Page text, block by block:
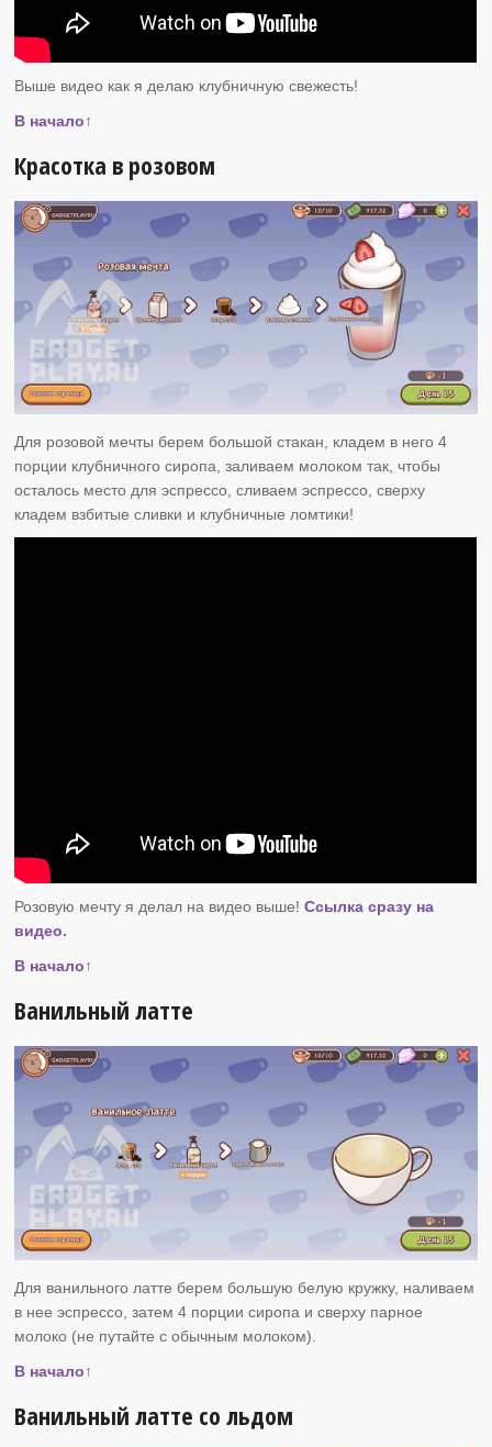
Выше видео как я делаю клубничную свежесть!
В начало↑
Красотка в розовом
Для розовой мечты берем большой стакан, кладем в него 4
порции клубничного сиропа, заливаем молоком так, чтобы
осталось место для эспрессо, сливаем эспрессо, сверху
кладем взбитые сливки и клубничные ломтики!
Розовую мечту я делал на видео выше!Ссылка сразу на
видео.
В начало↑
Ванильный латте
Для ванильного латте берем большую белую кружку, наливаем
в нее эспрессо, затем 4 порции сиропа и сверху парное
молоко (не путайте с обычным молоком).
В начало↑
Ванильный латте со льдом